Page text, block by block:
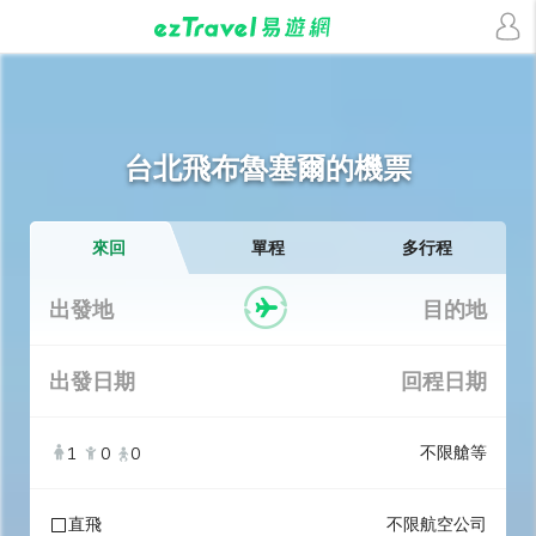
台北飛布魯塞爾的機票
來回 單程 多行程
出發地 目的地
出發日期 回程日期
1 0 0 不限艙等
直飛 不限航空公司